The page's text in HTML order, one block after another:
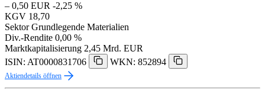
– 0,50 EUR -2,25 %
KGV 18,70
Sektor Grundlegende Materialien
Div.-Rendite 0,00 %
Marktkapitalisierung 2,45 Mrd. EUR
ISIN: AT0000831706
WKN: 852894
Aktiendetails öffnen